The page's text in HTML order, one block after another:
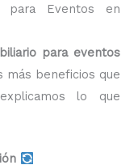
para Eventos en
para eventos
más beneficios que
lo que